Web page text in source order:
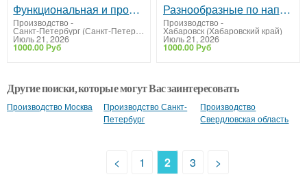
Функциональная и прочная корпусная мебель
Производство -
Санкт-Петербург (Санкт-Петербург)
Июль 21, 2026
1000.00 Руб
Разнообразные по наполнению шкафы из ДСП
Производство -
Хабаровск (Хабаровский край)
Июль 21, 2026
1000.00 Руб
Другие поиски, которые могут Вас заинтересовать
Производство Москва
Производство Санкт-
Петербург
Производство
Свердловская область
< 1 2 3 >